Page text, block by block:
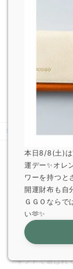
一
For Gift
ギフトで選ばれ
本日8/8(土)は
運デー✨オレ
ワーを持つと
開運財布も自
ＧＧＯならで
い🫶✨